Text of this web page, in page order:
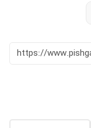
https://